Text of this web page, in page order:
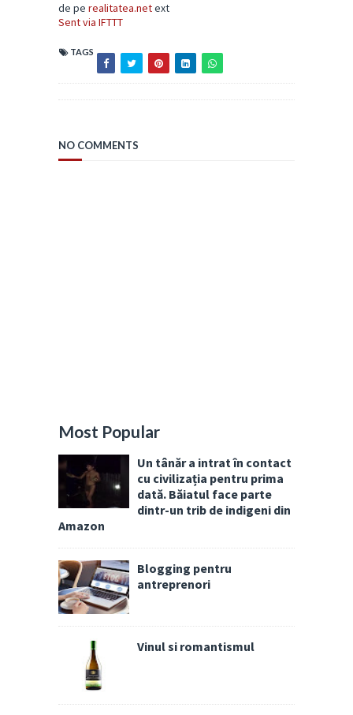
de pe realitatea.netext
Sent via IFTTT
TAGS
NO COMMENTS
Most Popular
Un tânăr a intrat în contact
cu civilizația pentru prima
dată. Băiatul face parte
dintr-un trib de indigeni din
Amazon
Blogging pentru
antreprenori
Vinul si romantismul